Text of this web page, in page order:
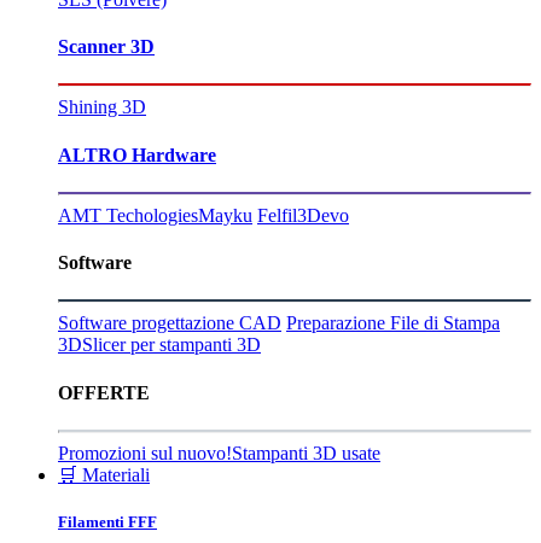
Scanner 3D
Shining 3D
ALTRO Hardware
AMT TechologiesMayku Felfil3Devo
Software
Software progettazione CAD Preparazione File di Stampa
3DSlicer per stampanti 3D
OFFERTE
Promozioni sul nuovo!Stampanti 3D usate
🛒 Materiali
Filamenti FFF